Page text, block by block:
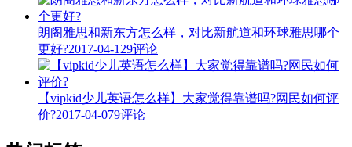
朗阁雅思和新东方怎么样，对比新航道和环球雅思哪个
更好?2017-04-129评论
【vipkid少儿英语怎么样】大家觉得靠谱吗?网民如何评
价?2017-04-079评论